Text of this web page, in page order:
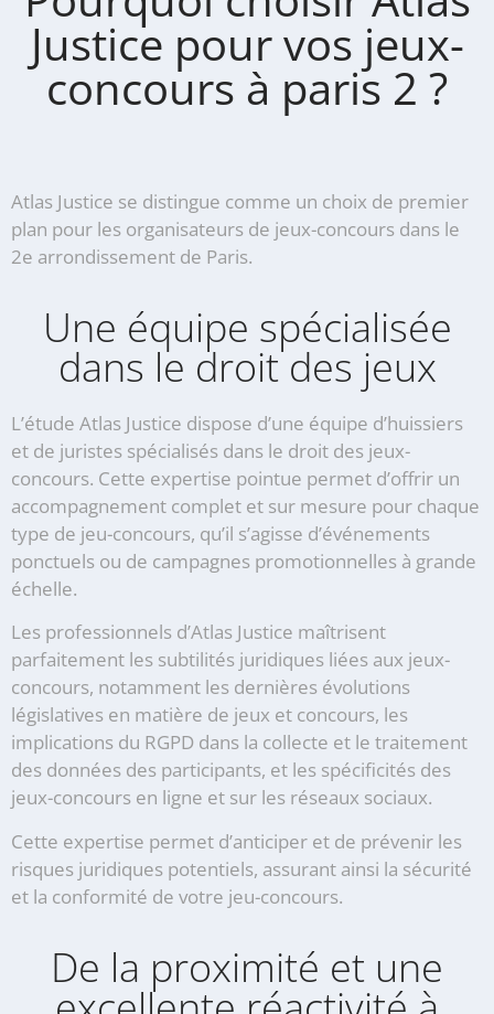
Justice pour vos jeux-
concours à paris 2 ?
Atlas Justice se distingue comme un choix de premier
plan pour les organisateurs de jeux-concours dans le
2e arrondissement de Paris.
Une équipe spécialisée
dans le droit des jeux
L’étude Atlas Justice dispose d’une équipe d’huissiers
et de juristes spécialisés dans le droit des jeux-
concours. Cette expertise pointue permet d’offrir un
accompagnement complet et sur mesure pour chaque
type de jeu-concours, qu’il s’agisse d’événements
ponctuels ou de campagnes promotionnelles à grande
échelle.
Les professionnels d’Atlas Justice maîtrisent
parfaitement les subtilités juridiques liées aux jeux-
concours, notamment les dernières évolutions
législatives en matière de jeux et concours, les
implications du RGPD dans la collecte et le traitement
des données des participants, et les spécificités des
jeux-concours en ligne et sur les réseaux sociaux.
Cette expertise permet d’anticiper et de prévenir les
risques juridiques potentiels, assurant ainsi la sécurité
et la conformité de votre jeu-concours.
De la proximité et une